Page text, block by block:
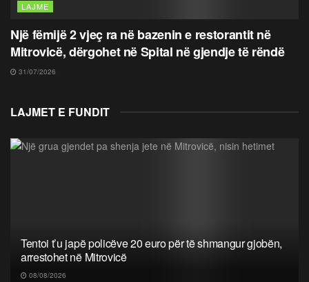
LAJME
Një fëmijë 2 vjeç ra në bazenin e restorantit në
Mitrovicë, dërgohet në Spital në gjendje të rëndë
31/07/2026
LAJMET E FUNDIT
Tentoi t’u japë policëve 20 euro për të shmangur gjobën,
arrestohet në Mitrovicë
08/08/2026